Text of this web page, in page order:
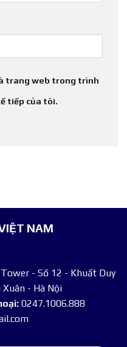
trang web trong trình
tiếp của tôi.
NAM
- Số 12 - Khuất Duy
- Hà Nội
0247.1006.888